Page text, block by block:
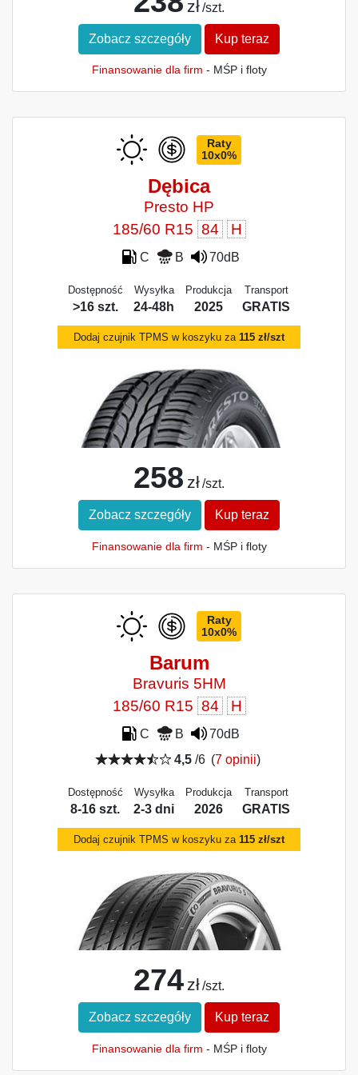
zł /szt.
Zobacz szczegóły Kup teraz
Finansowanie dla firm - MŚP i floty
Raty
10x0%
Dębica
Presto HP
185/60 R15 84 H
C B 70dB
Dostępność
>16 szt.
Wysyłka
24-48h
Produkcja
2025
Transport
GRATIS
Dodaj czujnik TPMS w koszyku za 115 zł/szt
258 zł /szt.
Zobacz szczegóły Kup teraz
Finansowanie dla firm - MŚP i floty
Raty
10x0%
Barum
Bravuris 5HM
185/60 R15 84 H
C B
70dB
4,5 /6 (7 opinii)
Dostępność
8-16 szt.
Wysyłka
2-3 dni
Produkcja
2026
Transport
GRATIS
Dodaj czujnik TPMS w koszyku za 115 zł/szt
274 zł /szt.
Zobacz szczegóły Kup teraz
Finansowanie dla firm - MŚP i floty